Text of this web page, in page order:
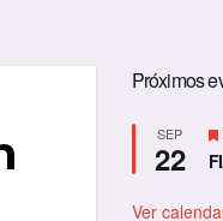
Próximos
SEP
22
Ver